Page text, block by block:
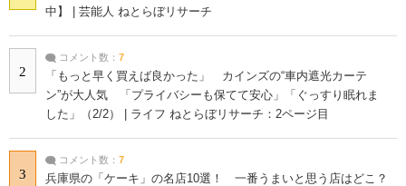
中】 | 芸能人 ねとらぼリサーチ
2
コメント数： 7
「もっと早く買えば良かった」 カインズの“車内遮光カーテ
ン”が大人気 「プライバシーも保てて安心」「ぐっすり眠れま
した」（2/2） | ライフ ねとらぼリサーチ：2ページ目
3
コメント数： 7
兵庫県の「ケーキ」の名店10選！ 一番うまいと思う店はどこ？